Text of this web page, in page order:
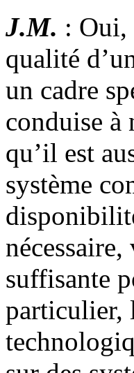
J.M. : Oui,
qualité
un cadre
conduise à
qu’il est
système
suffisante
particulier,